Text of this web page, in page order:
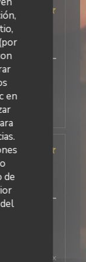
en
de
/ Precio
un bon
votre
Calidad / Precio
6 autres
Service
l
très
qualité-prix
Bar